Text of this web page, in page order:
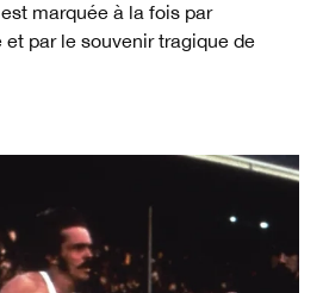
marquée à la fois par
par le souvenir tragique de